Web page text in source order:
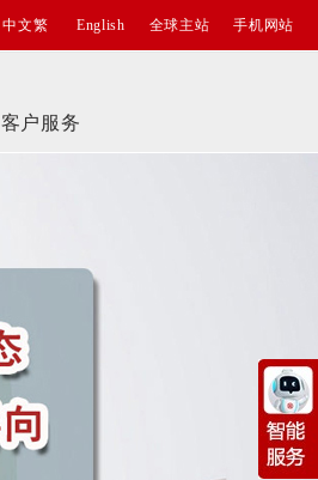
中文繁 English 全球主站 手机网站
客户服务